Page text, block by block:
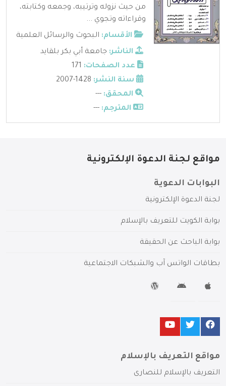
من حيث نزوله وترتيبه، وجمعه وكتابته،
وقراءاته وتجوي ...
الأقسام: البحوث والرسائل العلمية
الناشر: جامعة أبي بكر بلقايد
عدد الصفحات:
سنة النشر:
المحقق: ---
المترجم: ---
مواقع لجنة الدعوة الإلكترونية
البوابات الدعوية
لجنة الدعوة الإلكترونية
بوابة الكويت للتعريف بالإسلام
بوابة الباحث عن الحقيقة
بطاقات الواتس آب والشبكات الاجتماعية
مواقع التعريف بالإسلام
التعريف بالإسلام للنصارى